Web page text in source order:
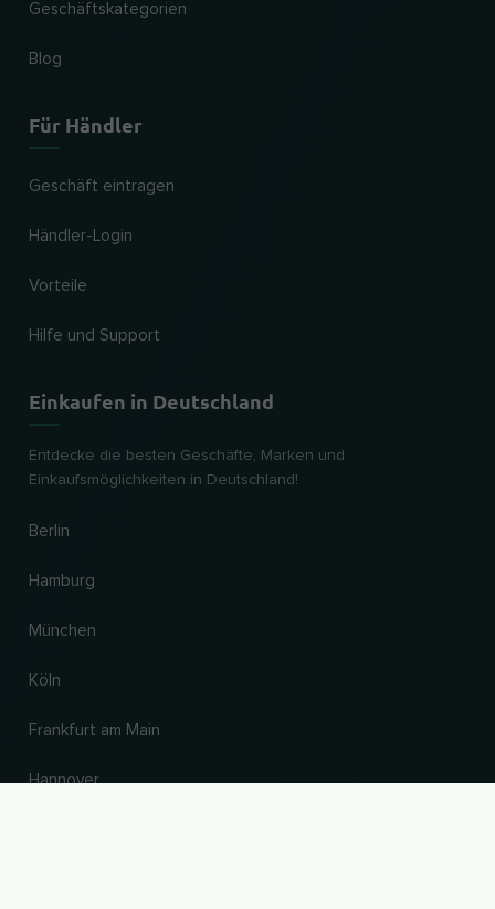
Geschäftskategorien
Blog
Für Händler
Geschäft eintragen
Händler-Login
Vorteile
Hilfe und Support
Einkaufen in Deutschland
Entdecke die besten Geschäfte, Marken und
Einkaufsmöglichkeiten in Deutschland!
Berlin
Hamburg
München
Köln
Frankfurt am Main
Hannover